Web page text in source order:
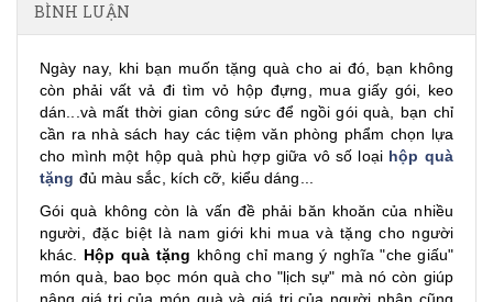
BÌNH LUẬN
Ngày nay, khi bạn muốn tặng quà cho ai đó, bạn không
còn phải vất vả đi tìm vỏ hộp đựng, mua giấy gói, keo
dán...và mất thời gian công sức để ngồi gói quà, bạn chỉ
cần ra nhà sách hay các tiệm văn phòng phẩm chọn lựa
cho mình một hộp quà phù hợp giữa vô số loại hộp quà
tặng đủ màu sắc, kích cỡ, kiểu dáng...
Gói quà không còn là vấn đề phải băn khoăn của nhiều
người, đặc biệt là nam giới khi mua và tặng cho người
khác. Hộp quà tặng không chỉ mang ý nghĩa "che giấu"
món quà, bao bọc món quà cho "lịch sự" mà nó còn giúp